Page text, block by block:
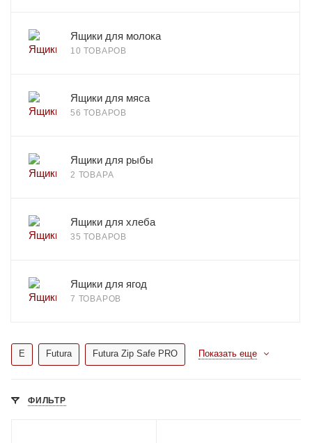
Ящики для молока
10 ТОВАРОВ
Ящики для мяса
56 ТОВАРОВ
Ящики для рыбы
2 ТОВАРА
Ящики для хлеба
35 ТОВАРОВ
Ящики для ягод
7 ТОВАРОВ
E Futura Futura Zip Safe PRO Показать еще
ФИЛЬТР